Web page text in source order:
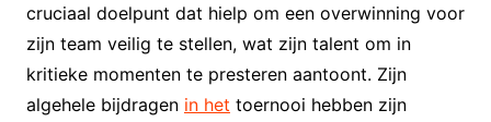
cruciaal doelpunt dat hielp om een overwinning voor
zijn team veilig te stellen, wat zijn talent om in
kritieke momenten te presteren aantoont. Zijn
algehele bijdragen in het toernooi hebben zijn